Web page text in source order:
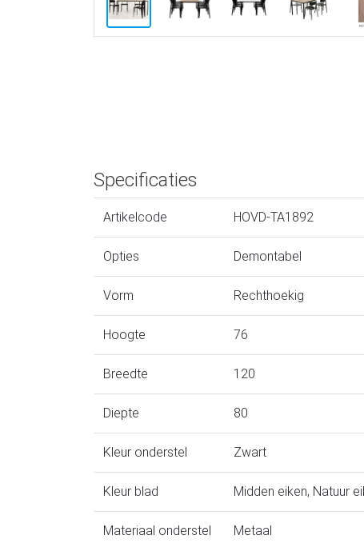
Specificaties
Artikelcode HOVD-TA1892
Opties Demontabel
Vorm Rechthoekig
Hoogte 76
Breedte 120
Diepte 80
Kleur onderstel Zwart
Kleur blad Midden eiken, Natuur
Materiaal onderstel Metaal